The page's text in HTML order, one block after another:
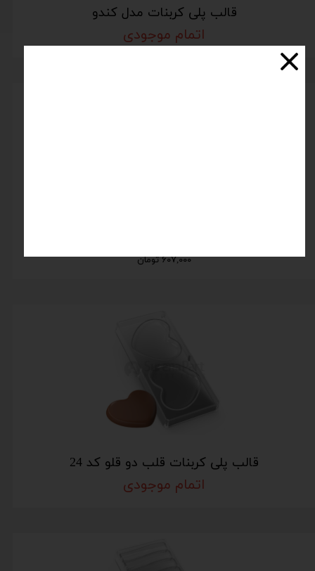
قالب پلی کربنات مدل کندو
اتمام موجودی
۶۰۷,۰۰۰ تومان
قالب پلی کربنات قلب دو قلو کد 24
اتمام موجودی